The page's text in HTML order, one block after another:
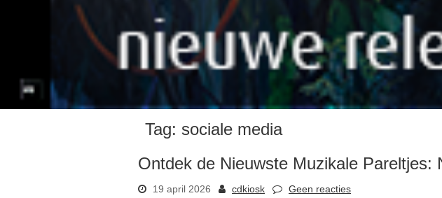
Tag: sociale media
Ontdek de Nieuwste Muzikale Pareltjes:
19 april 2026 cdkiosk Geen reacties